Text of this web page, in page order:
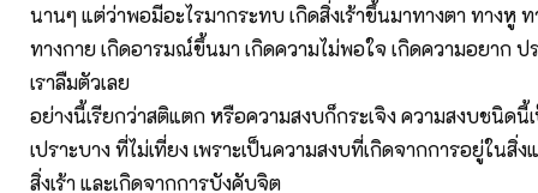
นานๆ แต่ว่าพอมีอะไรมากระทบ เกิดสิ่งเร้าขึ้นมาทางตา ทางหู
ทางกาย เกิดอารมณ์ขึ้นมา เกิดความไม่พอใจ เกิดความอยาก
เราลืมตัวเลย
อย่างนี้เรียกว่าสติแตก หรือความสงบก็กระเจิง ความสงบชนิดนี้
เปราะบาง ที่ไม่เที่ยง เพราะเป็นความสงบที่เกิดจากการอยู่ในสิ่
สิ่งเร้า และเกิดจากการบังคับจิต